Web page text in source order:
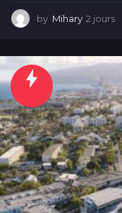
by Mihary 2 jours
u
s